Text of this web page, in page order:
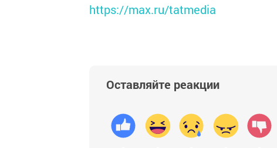
https://max.ru/tatmedia
Оставляйте реакции